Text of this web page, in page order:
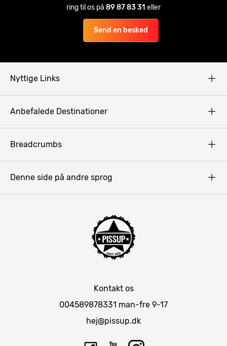
ring til os på 89 87 83 31 eller
Send en besked
Nyttige Links
Anbefalede Destinationer
Breadcrumbs
Kontakt os
004589878331 man-fre 9-17
hej@pissup.dk
Denne side på andre sprog